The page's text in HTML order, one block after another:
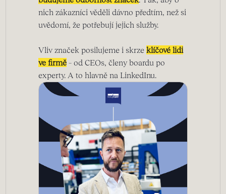
nich zákazníci věděli dávno předtím, než si
uvědomí, že potřebují jejich služby.
Vliv značek posilujeme i skrze klíčové lidi
ve firmě – od CEOs, členy boardu po
experty. A to hlavně na LinkedInu.